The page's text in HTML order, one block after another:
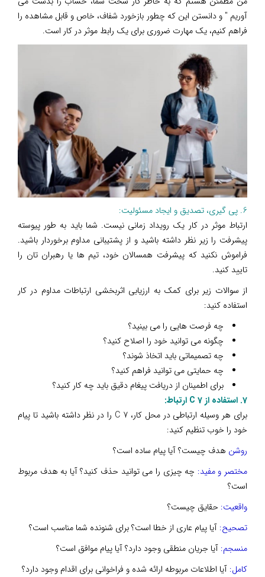
آوریم " و دانستن این که چطور بازخورد شفاف، خاص و قابل مشاهده را
فراهم کنیم، یک مهارت ضروری برای یک رابط موثر در کار است.
6. پی گیری، تصدیق و ایجاد مسئولیت:
ارتباط موثر در کار یک رویداد زمانی نیست. شما باید به طور پیوسته
پیشرفت را زیر نظر داشته باشید و از پشتیبانی مداوم برخوردار باشید.
فراموش نکنید که پیشرفت همسالان خود، تیم ها یا رهبران تان را
تایید کنید.
از سوالات زیر برای کمک به ارزیابی اثربخشی ارتباطات مداوم در کار
استفاده کنید:
چه فرصت هایی را می بینید؟
چگونه می توانید خود را اصلاح کنید؟
چه تصمیماتی باید اتخاذ شوند؟
چه حمایتی می توانید فراهم کنید؟
برای اطمینان از دریافت پیغام دقیق باید چه کار کنید؟
7. استفاده از 7 C ارتباط:
برای هر وسیله ارتباطی در محل کار، 7 C را در نظر داشته باشید تا پیام
خود را خوب تنظیم کنید:
روشن هدف چیست؟ آیا پیام ساده است؟
مختصر و مفید: چه چیزی را می توانید حذف کنید؟ آیا به هدف مربوط
است؟
واقعیت: حقایق چیست؟
تصحیح: آیا پیام عاری از خطا است؟ برای شنونده شما مناسب است؟
منسجم: آیا جریان منطقی وجود دارد؟ آیا پیام موافق است؟
کامل: آیا اطلاعات مربوطه ارائه شده و فراخوانی برای اقدام وجود دارد؟